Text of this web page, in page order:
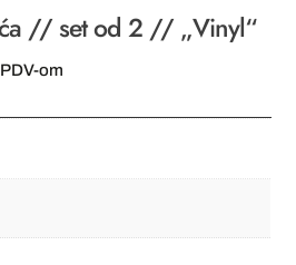
// set od 2 // „Vinyl“
om